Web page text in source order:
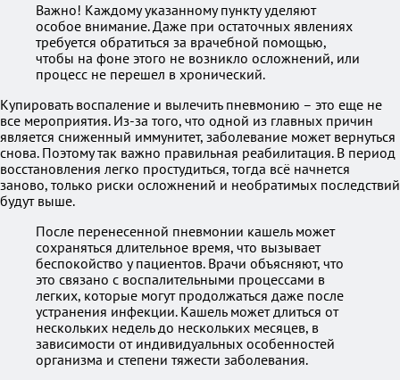
Важно! Каждому указанному пункту уделяют
особое внимание. Даже при остаточных явлениях
требуется обратиться за врачебной помощью,
чтобы на фоне этого не возникло осложнений, или
процесс не перешел в хронический.
Купировать воспаление и вылечить пневмонию – это еще не
все мероприятия. Из-за того, что одной из главных причин
является сниженный иммунитет, заболевание может вернуться
снова. Поэтому так важно правильная реабилитация. В период
восстановления легко простудиться, тогда всё начнется
заново, только риски осложнений и необратимых последствий
будут выше.
После перенесенной пневмонии кашель может
сохраняться длительное время, что вызывает
беспокойство у пациентов. Врачи объясняют, что
это связано с воспалительными процессами в
легких, которые могут продолжаться даже после
устранения инфекции. Кашель может длиться от
нескольких недель до нескольких месяцев, в
зависимости от индивидуальных особенностей
организма и степени тяжести заболевания.